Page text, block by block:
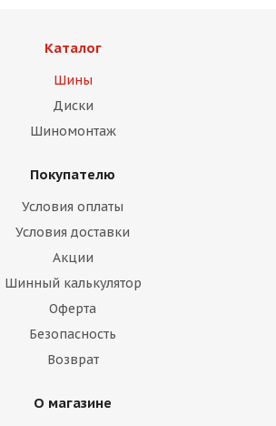
Каталог
Шины
Диски
Шиномонтаж
Покупателю
Условия оплаты
Условия доставки
Акции
Шинный калькулятор
Оферта
Безопасность
Возврат
О магазине